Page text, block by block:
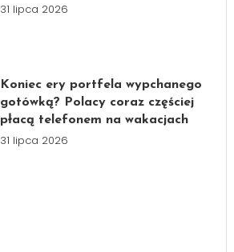
31 lipca 2026
Koniec ery portfela wypchanego
gotówką? Polacy coraz częściej
płacą telefonem na wakacjach
31 lipca 2026